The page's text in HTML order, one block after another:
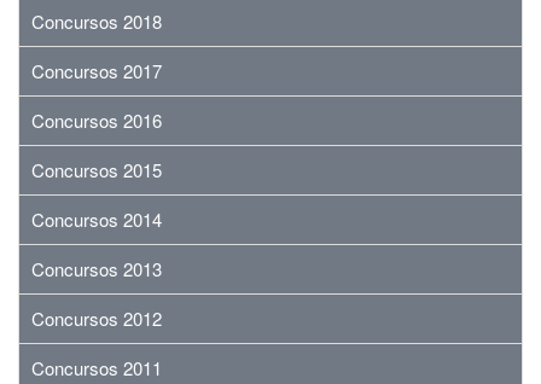
Concursos 2018
Concursos 2017
Concursos 2016
Concursos 2015
Concursos 2014
Concursos 2013
Concursos 2012
Concursos 2011